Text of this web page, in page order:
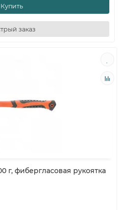
Купить
заказ
г, фибергласовая рукоятка